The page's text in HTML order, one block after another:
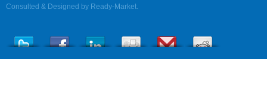
Consulted & Designed by Ready-Market.